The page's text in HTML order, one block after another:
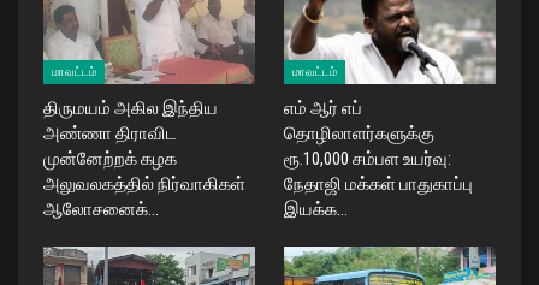
மாவட்டம்
திருமயம் அகில இந்திய
அண்ணா திராவிட
முன்னேற்றக் கழக
அலுவலகத்தில் நிர்வாகிகள்
ஆலோசனைக்…
மாவட்டம்
எம் ஆர் எப்
தொழிலாளர்களுக்கு
ரூ.10,000 சம்பள உயர்வு:
நேதாஜி மக்கள் பாதுகாப்பு
இயக்க…